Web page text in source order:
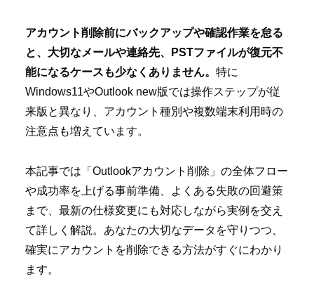
アカウント削除前にバックアップや確認作業を怠る
と、大切なメールや連絡先、PSTファイルが復元不
能になるケースも少なくありません。 特に
Windows11やOutlook new版では操作ステップが従
来版と異なり、アカウント種別や複数端末利用時の
注意点も増えています。
本記事では「Outlookアカウント削除」の全体フロー
や成功率を上げる事前準備、よくある失敗の回避策
まで、最新の仕様変更にも対応しながら実例を交え
て詳しく解説。あなたの大切なデータを守りつつ、
確実にアカウントを削除できる方法がすぐにわかり
ます。